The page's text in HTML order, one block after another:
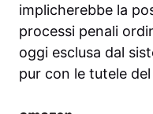
implicherebbe la
processi penali
oggi esclusa dal
pur con le tutele